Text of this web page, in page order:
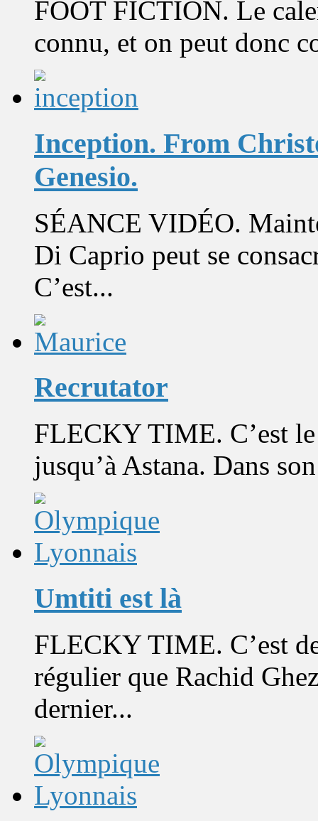
FOOT FICTION. Le
connu, et on peut donc
Inception. From
Genesio.
SÉANCE VIDÉO.
Di Caprio peut se
C’est...
Recrutator
FLECKY TIME. C’est le
jusqu’à Astana. Dans
Umtiti est là
FLECKY TIME. C’est
régulier que Rachid
dernier...